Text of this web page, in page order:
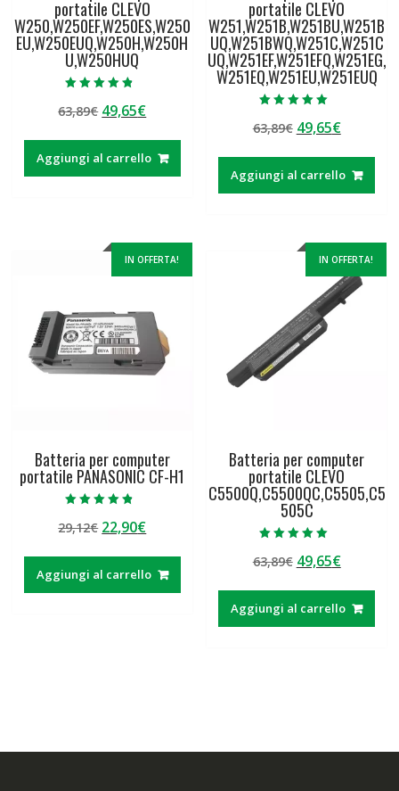
portatile CLEVO
W250,W250EF,W250ES,W250
EU,W250EUQ,W250H,W250H
U,W250HUQ
4.50
su 5
63,89€ Il
originale
era:
49,65€Il
attuale
è:
Aggiungi al carrello
portatile CLEVO
W251,W251B,W251BU,W251B
UQ,W251BWQ,W251C,W251C
UQ,W251EF,W251EFQ,W251EG,
W251EQ,W251EU,W251EUQ
5.00
su 5
63,89€ Il
originale
era:
49,65€Il
attuale
è:
Aggiungi al carrello
IN OFFERTA!
Batteria per computer
portatile PANASONIC CF-H1
4.50
su 5
29,12€ Il
originale
era:
22,90€Il
attuale
è:
Aggiungi al carrello
IN OFFERTA!
Batteria per computer
portatile CLEVO
C5500Q,C5500QC,C5505,C5
505C
5.00
su 5
63,89€ Il
originale
era:
49,65€Il
attuale
è:
Aggiungi al carrello